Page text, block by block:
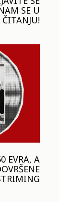
SE U
ČITANJU!
EVRA, A